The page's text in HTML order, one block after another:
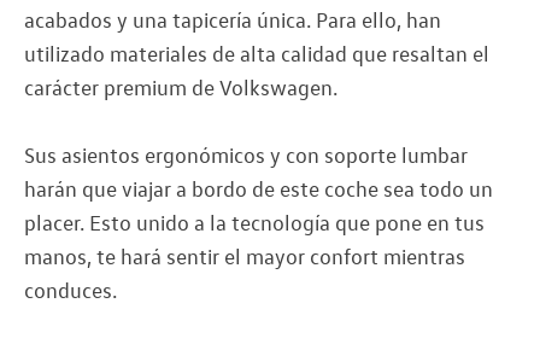
acabados y una tapicería única. Para ello, han
utilizado materiales de alta calidad que resaltan el
carácter premium de Volkswagen.
Sus asientos ergonómicos y con soporte lumbar
harán que viajar a bordo de este coche sea todo un
placer. Esto unido a la tecnología que pone en tus
manos, te hará sentir el mayor confort mientras
conduces.